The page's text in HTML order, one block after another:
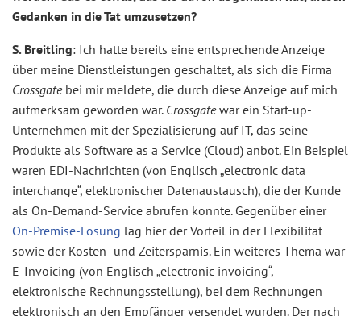
Gedanken in die Tat umzusetzen?
S. Breitling: Ich hatte bereits eine entsprechende Anzeige
über meine Dienstleistungen geschaltet, als sich die Firma
Crossgatebei mir meldete, die durch diese Anzeige auf mich
aufmerksam geworden war. Crossgatewar ein Start-up-
Unternehmen mit der Spezialisierung auf IT, das seine
Produkte als Software as a Service (Cloud) anbot. Ein Beispiel
waren EDI-Nachrichten (von Englisch „electronic data
interchange“, elektronischer Datenaustausch), die der Kunde
als On-Demand-Service abrufen konnte. Gegenüber einer
On-Premise-Lösung lag hier der Vorteil in der Flexibilität
sowie der Kosten- und Zeitersparnis. Ein weiteres Thema war
E-Invoicing (von Englisch „electronic invoicing“,
elektronische Rechnungsstellung), bei dem Rechnungen
elektronisch an den Empfänger versendet wurden. Der nach